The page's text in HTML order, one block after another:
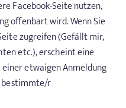
Facebook-Seite nutzen,
offenbart wird. Wenn Sie
zugreifen (Gefällt mir,
etc.), erscheint eine
einer etwaigen Anmeldung
bestimmte/r